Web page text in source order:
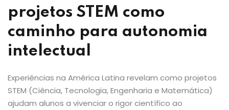
projetos STEM como
caminho para autonomia
intelectual
Experiências na América Latina revelam como projetos
STEM (Ciência, Tecnologia, Engenharia e Matemática)
ajudam alunos a vivenciar o rigor científico ao